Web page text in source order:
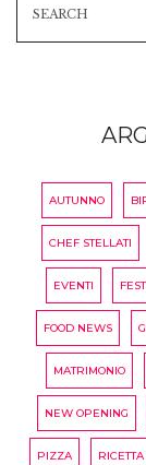
AUTUNNO
CHEF STELLATI
EVENTI
FOOD NEWS
MATRIMONIO
NEW OPENING
PIZZA